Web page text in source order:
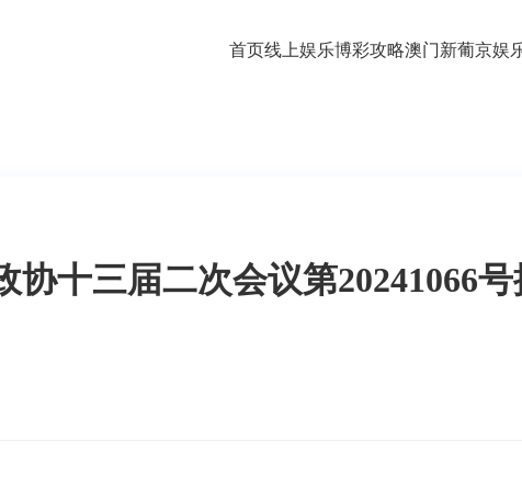
首页线上娱乐博彩攻略澳门新葡京娱
十三届二次会议第20241066